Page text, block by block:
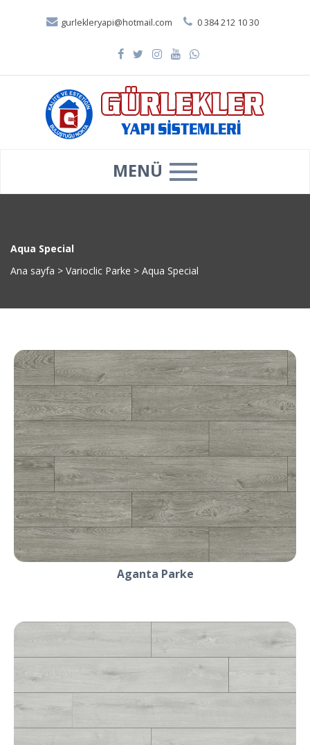
gurlekleryapi@hotmail.com 0 384 212 10 30
MENÜ
Aqua Special
Ana sayfa > Varioclic Parke > Aqua Special
Aganta Parke